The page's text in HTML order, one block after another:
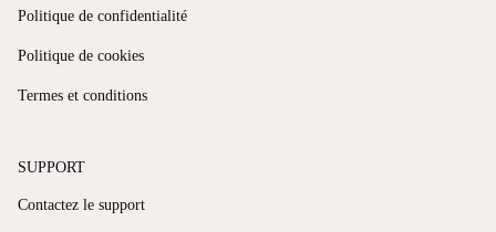
Politique de confidentialité
Politique de cookies
Termes et conditions
SUPPORT
Contactez le support